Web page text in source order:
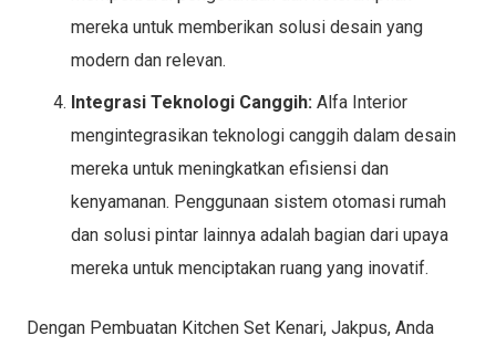
mereka untuk memberikan solusi desain yang
modern dan relevan.
Integrasi Teknologi Canggih: Alfa Interior
mengintegrasikan teknologi canggih dalam desain
mereka untuk meningkatkan efisiensi dan
kenyamanan. Penggunaan sistem otomasi rumah
dan solusi pintar lainnya adalah bagian dari upaya
mereka untuk menciptakan ruang yang inovatif.
Dengan Pembuatan Kitchen Set Kenari, Jakpus, Anda